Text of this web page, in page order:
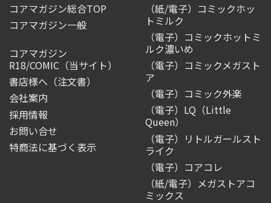
コアマガジン総合TOP
コアマガジン一般
コアマガジン
R18/COMIC （当サイト）
書店様へ（注文書）
会社案内
採用情報
お問い合せ
特商法に基づく表示
（紙/電子）コミックホッ
トミルク
（電子）コミックホットミ
ルク濃いめ
（電子）コミックメガスト
ア
（電子）コミック外楽
（電子）LQ（Little
Queen）
（電子）リトルガールスト
ライク
（電子）コアコレ
（紙/電子）メガストアコ
ミックス